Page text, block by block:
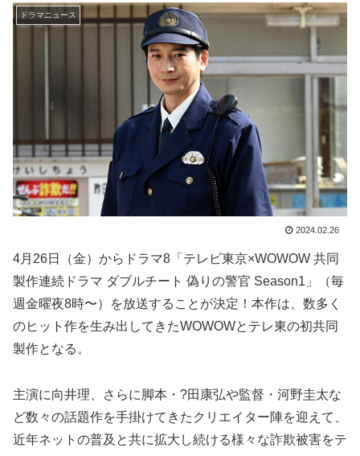
ドラマニュース
2024.02.26
4月26日（金）からドラマ8「テレビ東京×WOWOW 共同
製作連続ドラマ ダブルチート 偽りの警官 Season1」（毎
週金曜夜8時〜）を放送することが決定！本作は、数多く
のヒット作を生み出してきたWOWOWとテレ東の初共同
製作となる。
主演に向井理、さらに脚本・?田康弘や監督・河野圭太な
ど数々の話題作を手掛けてきたクリエイター陣を迎えて、
近年ネットの普及と共に拡大し続ける様々な詐欺被害をテ